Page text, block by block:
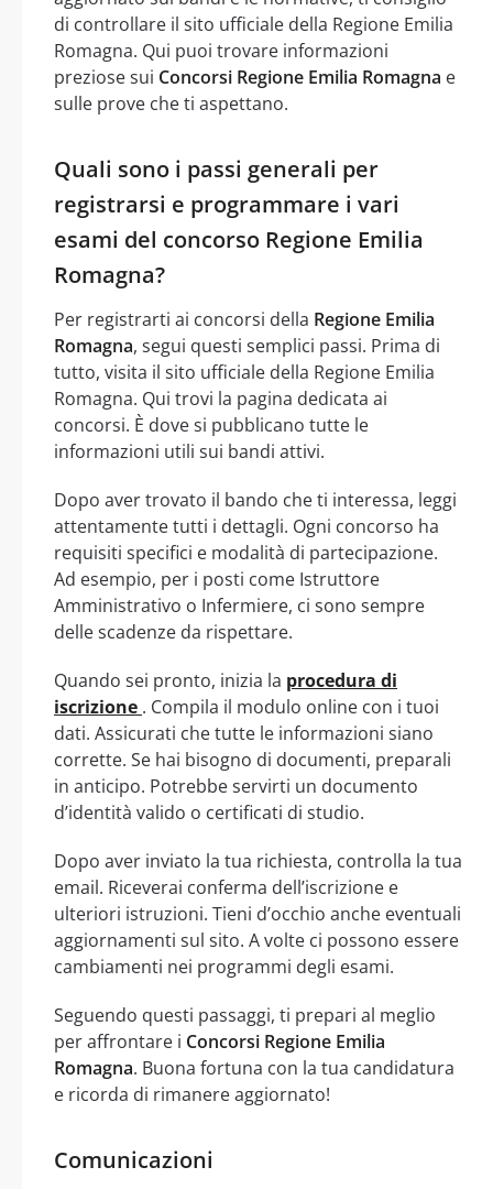
di controllare il sito ufficiale della Regione Emilia
Romagna. Qui puoi trovare informazioni
preziose sui Concorsi Regione Emilia Romagna e
sulle prove che ti aspettano.
Quali sono i passi generali per
registrarsi e programmare i vari
esami del concorso Regione Emilia
Romagna?
Per registrarti ai concorsi della Regione Emilia
Romagna, segui questi semplici passi. Prima di
tutto, visita il sito ufficiale della Regione Emilia
Romagna. Qui trovi la pagina dedicata ai
concorsi. È dove si pubblicano tutte le
informazioni utili sui bandi attivi.
Dopo aver trovato il bando che ti interessa, leggi
attentamente tutti i dettagli. Ogni concorso ha
requisiti specifici e modalità di partecipazione.
Ad esempio, per i posti come Istruttore
Amministrativo o Infermiere, ci sono sempre
delle scadenze da rispettare.
Quando sei pronto, inizia la procedura di
iscrizione . Compila il modulo online con i tuoi
dati. Assicurati che tutte le informazioni siano
corrette. Se hai bisogno di documenti, preparali
in anticipo. Potrebbe servirti un documento
d’identità valido o certificati di studio.
Dopo aver inviato la tua richiesta, controlla la tua
email. Riceverai conferma dell’iscrizione e
ulteriori istruzioni. Tieni d’occhio anche eventuali
aggiornamenti sul sito. A volte ci possono essere
cambiamenti nei programmi degli esami.
Seguendo questi passaggi, ti prepari al meglio
per affrontare i Concorsi Regione Emilia
Romagna. Buona fortuna con la tua candidatura
e ricorda di rimanere aggiornato!
Comunicazioni